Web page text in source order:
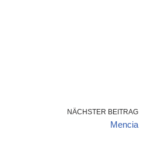
NÄCHSTER BEITRAG
Mencia